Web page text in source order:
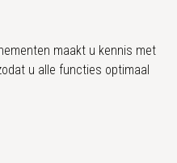
maakt u kennis met
u alle functies optimaal